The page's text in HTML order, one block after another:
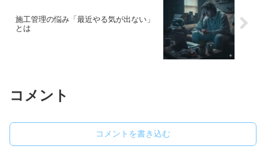
施工管理の悩み「最近やる気が出ない」
とは
コメント
コメントを書き込む